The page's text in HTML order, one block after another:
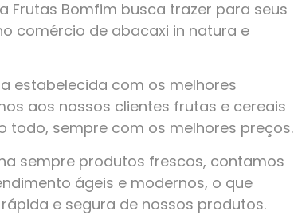
Frutas Bomfim busca trazer para seus
comércio de abacaxi in natura e
estabelecida com os melhores
aos nossos clientes frutas e cereais
todo, sempre com os melhores preços.
sempre produtos frescos, contamos
ágeis e modernos, o que
e segura de nossos produtos.